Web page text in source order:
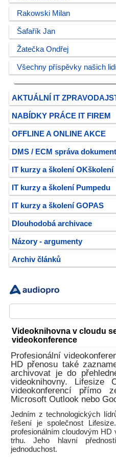
Rakowski Milan
Šafařík Jan
Žatečka Ondřej
Všechny příspěvky našich
AKTUÁLNÍ IT
NABÍDKY PRÁCE IT FIREM
OFFLINE A ONLINE AKCE
DMS / ECM správa
IT kurzy a školení OKškolení
IT kurzy a školení Pumpedu
IT kurzy a školení GOPAS
Dlouhodobá archivace
Názory - argumenty
Archiv článků
Videoknihovna v cloudu
videokonference
Profesionální
HD přenosu také
archivovat je do
videoknihovny. Lifesize
videokonferencí přímo
Microsoft Outlook nebo
Jedním z technologických
řešení je společnost
profesionálním cloudovým
trhu. Jeho hlavní
jednoduchost.